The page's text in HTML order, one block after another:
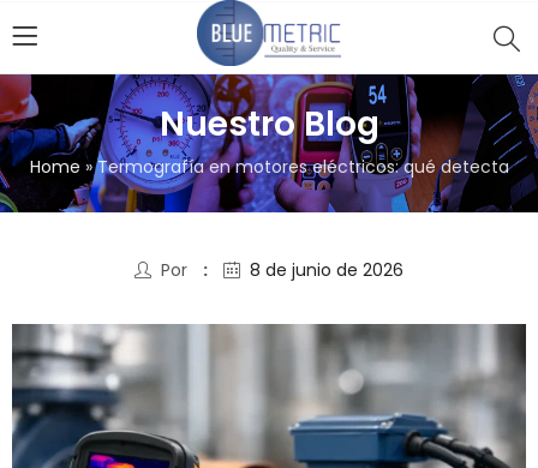
Nuestro Blog
Home »Termografía en motores eléctricos: qué detecta
Por 8 de junio de 2026